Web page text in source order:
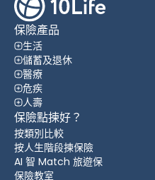
保險產品
生活
儲蓄及退休
醫療
危疾
人壽
保險點揀好？
按類別比較
按人生階段揀保險
AI 智 Match 旅遊保
保險教室